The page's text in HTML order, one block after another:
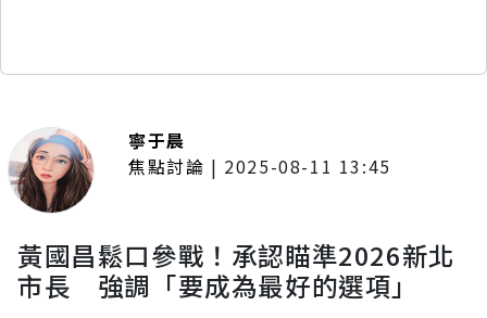
寧于晨
焦點討論 | 2025-08-11 13:45
黃國昌鬆口參戰！承認瞄準2026新北
市長 強調「要成為最好的選項」